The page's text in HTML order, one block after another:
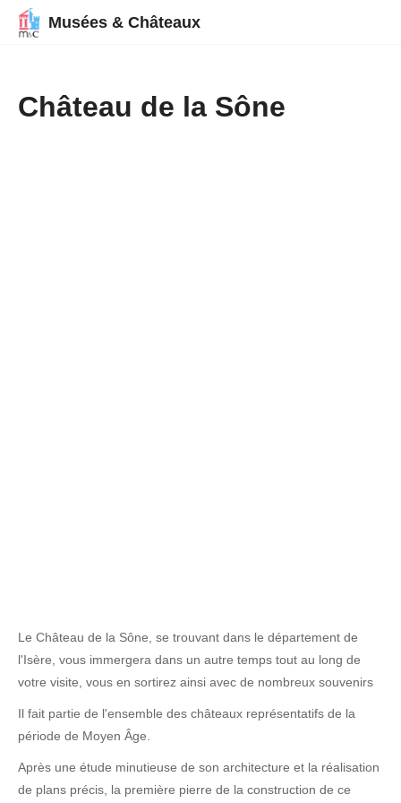
Musées & Châteaux
Château de la Sône
Le Château de la Sône, se trouvant dans le département de
l'Isère, vous immergera dans un autre temps tout au long de
votre visite, vous en sortirez ainsi avec de nombreux souvenirs
Il fait partie de l'ensemble des châteaux représentatifs de la
période de Moyen Âge.
Après une étude minutieuse de son architecture et la réalisation
de plans précis, la première pierre de la construction de ce